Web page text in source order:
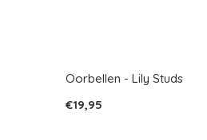
Oorbellen - Lily Studs
€19,95